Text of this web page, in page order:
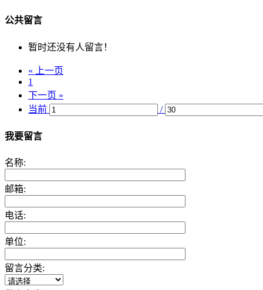
公共留言
暂时还没有人留言！
« 上一页
1
下一页 »
当前
/
我要留言
名称:
邮箱:
电话:
单位:
留言分类: